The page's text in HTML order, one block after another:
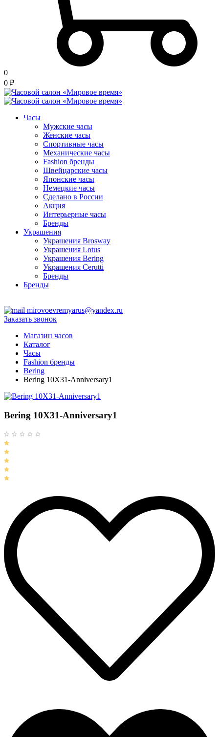
0
0 ₽
Часы
Мужские часы
Женские часы
Спортивные часы
Механические часы
Fashion бренды
Швейцарские часы
Японские часы
Немецкие часы
Сделано в России
Акция
Интерьерные часы
Бренды
Украшения
Украшения Brosway
Украшения Lotus
Украшения Bering
Украшения Cerutti
Бренды
Бренды
mirovoevremyarus@yandex.ru
Заказать звонок
Магазин часов
Каталог
Часы
Fashion бренды
Bering
Bering 10X31-Anniversary1
Bering 10X31-Anniversary1